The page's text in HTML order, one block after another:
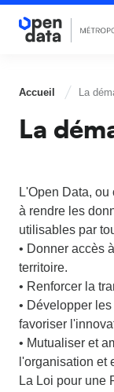
Aller
contenu
Accueil La
La
L'Open Data,
à rendre les
utilisables par
• Donner accès
territoire.
• Renforcer la
• Développer
favoriser
• Mutualiser et
l'organisation et
La Loi pour une